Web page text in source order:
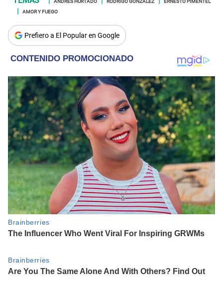
AMOR Y FUEGO
Prefiero a El Popular en Google